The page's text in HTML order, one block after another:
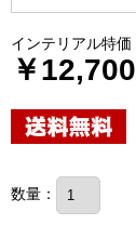
インテリアル特価
￥12,700
数量：